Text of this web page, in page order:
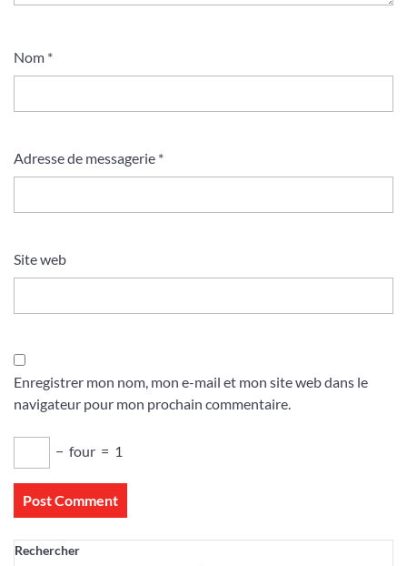
Nom *
Adresse de messagerie *
Site web
Enregistrer mon nom, mon e-mail et mon site web dans le
navigateur pour mon prochain commentaire.
− four = 1
Rechercher